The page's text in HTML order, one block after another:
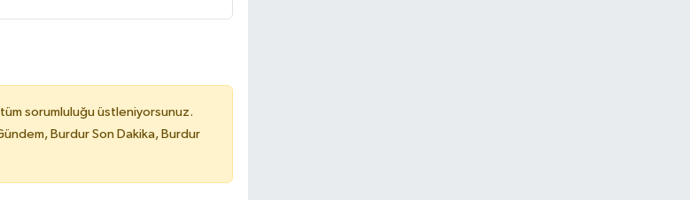
sorumluluğu üstleniyorsunuz.
Burdur Son Dakika, Burdur